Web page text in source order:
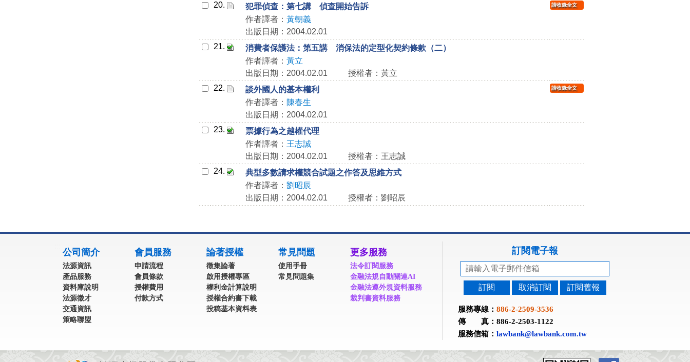
20.
犯罪偵查：第七講 偵查開始告訴
作者譯者： 黃朝義
出版日期：2004.02.01
請收錄全文
21.
消費者保護法：第五講 消保法的定型化契約條款（二）
作者譯者： 黃立
出版日期：2004.02.01
授權者：黃立
22.
談外國人的基本權利
作者譯者： 陳春生
出版日期：2004.02.01
請收錄全文
23.
票據行為之越權代理
作者譯者： 王志誠
出版日期：2004.02.01
授權者：王志誠
24.
典型多數請求權競合試題之作答及思維方式
作者譯者： 劉昭辰
出版日期：2004.02.01
授權者：劉昭辰
公司簡介
法源資訊
產品服務
資料庫說明
法源徵才
交通資訊
策略聯盟
會員服務
申請流程
會員條款
授權費用
付款方式
論著授權
徵集論著
啟用授權專區
權利金計算說明
授權合約書下載
投稿基本資料表
常見問題
使用手冊
常見問題集
更多服務
法令訂閱服務
金融法規自動關連AI
金融法遵外規資料服務
裁判書資料服務
訂閱電子報
訂閱 取消訂閱 訂閱舊報
服務專線： 886-2-2509-3536
傳 真：886-2-2503-1122
服務信箱： lawbank@lawbank.com.tw